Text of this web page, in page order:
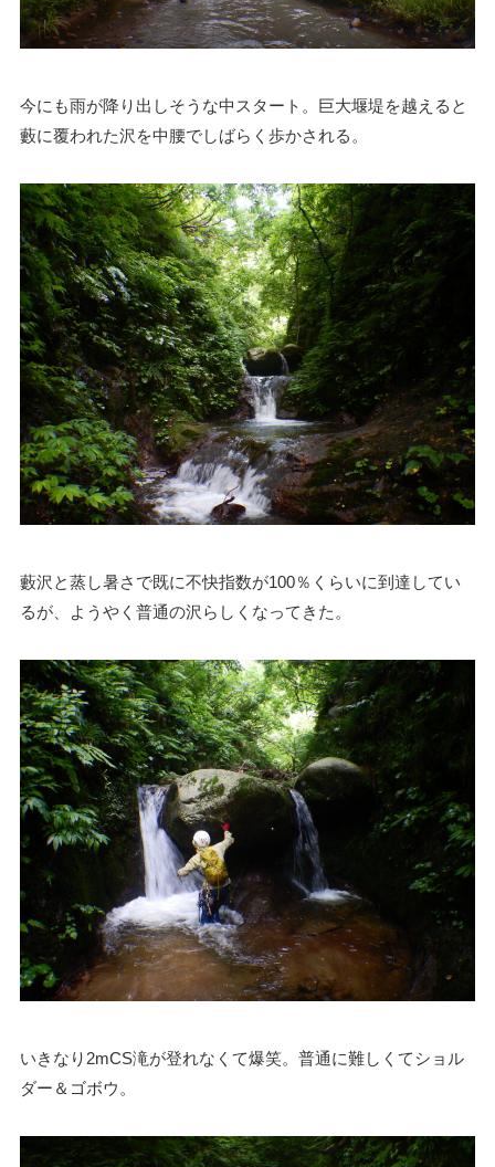
今にも雨が降り出しそうな中スタート。巨大堰堤を越えると
藪に覆われた沢を中腰でしばらく歩かされる。
藪沢と蒸し暑さで既に不快指数が100％くらいに到達してい
るが、ようやく普通の沢らしくなってきた。
いきなり2mCS滝が登れなくて爆笑。普通に難しくてショル
ダー＆ゴボウ。